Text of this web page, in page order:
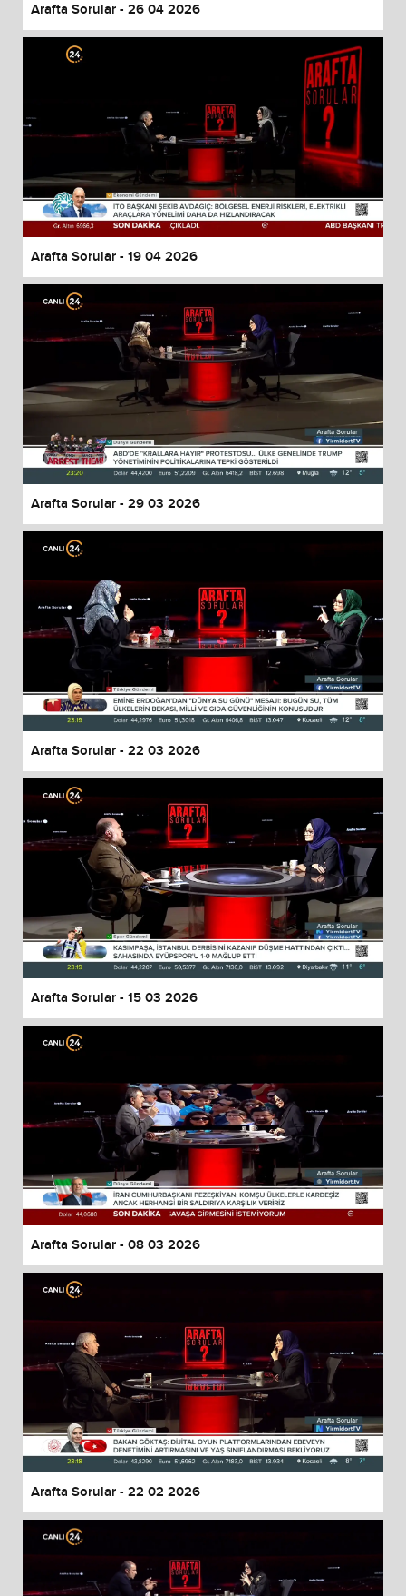
Arafta Sorular - 26 04 2026
Arafta Sorular - 19 04 2026
Arafta Sorular - 29 03 2026
Arafta Sorular - 22 03 2026
Arafta Sorular - 15 03 2026
Arafta Sorular - 08 03 2026
Arafta Sorular - 22 02 2026